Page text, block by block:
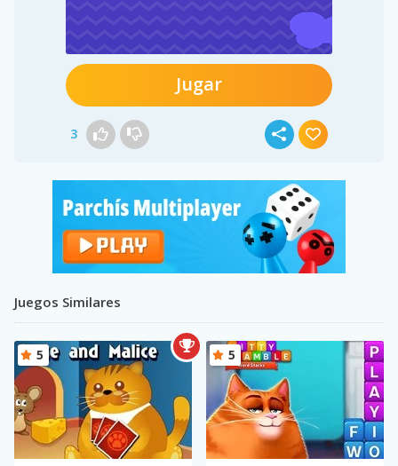
Jugar
3
Juegos Similares
5 5